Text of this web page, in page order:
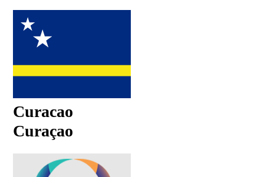
Curacao
Curaçao